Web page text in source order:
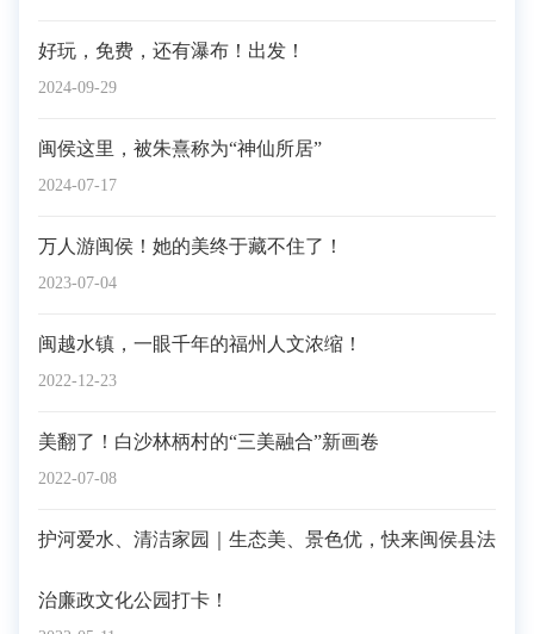
2024-09-29
好玩，免费，还有瀑布！出发！
2024-07-17
闽侯这里，被朱熹称为“神仙所居”
2023-07-04
万人游闽侯！她的美终于藏不住了！
2022-12-23
闽越水镇，一眼千年的福州人文浓缩！
2022-07-08
美翻了！白沙林柄村的“三美融合”新画卷
护河爱水、清洁家园｜生态美、景色优，快来闽侯县法
治廉政文化公园打卡！